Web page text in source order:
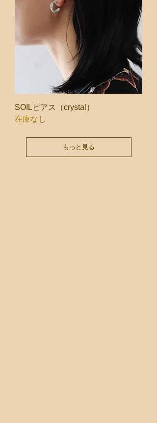
SOILピアス（crystal）
在庫なし
もっと見る